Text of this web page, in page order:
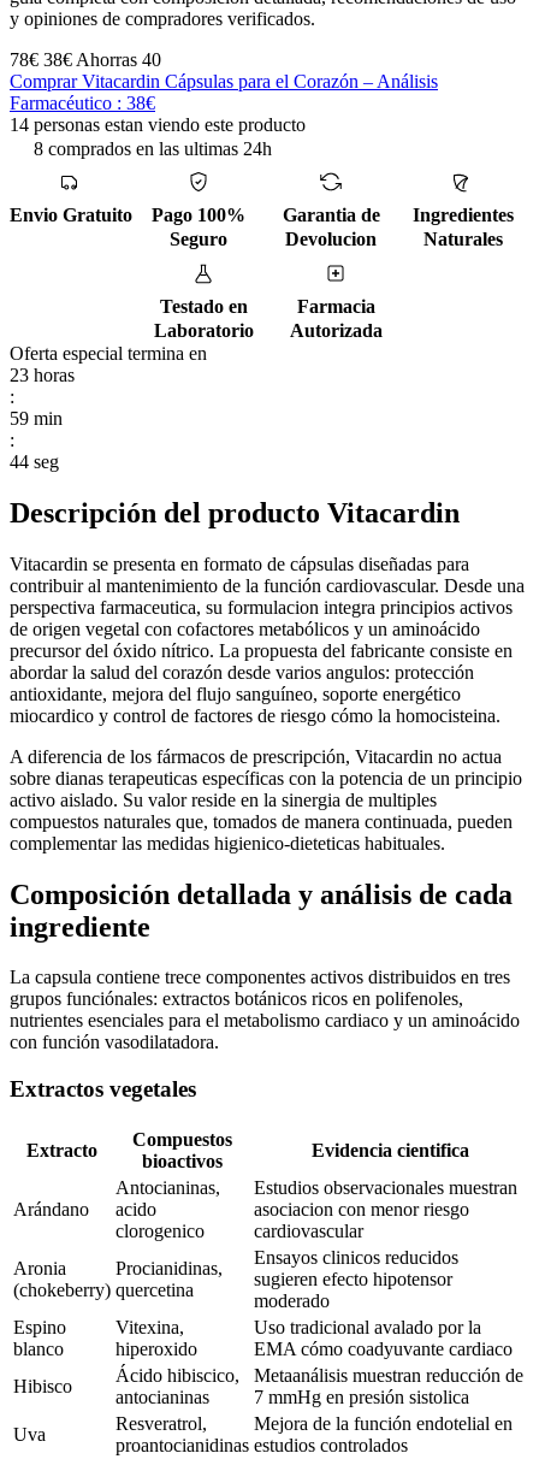
y opiniones de compradores verificados.
78€ 38€ Ahorras 40
Comprar Vitacardin Cápsulas para el Corazón – Análisis
Farmacéutico : 38€
14 personas estan viendo este producto
8 comprados en las ultimas 24h
Envio Gratuito
Pago 100%
Seguro
Garantia de
Devolucion
Ingredientes
Naturales
Testado en
Laboratorio
Farmacia
Autorizada
Oferta especial termina en
23 horas
:
59 min
:
43 seg
Descripción del producto Vitacardin
Vitacardin se presenta en formato de cápsulas diseñadas para
contribuir al mantenimiento de la función cardiovascular. Desde una
perspectiva farmaceutica, su formulacion integra principios activos
de origen vegetal con cofactores metabólicos y un aminoácido
precursor del óxido nítrico. La propuesta del fabricante consiste en
abordar la salud del corazón desde varios angulos: protección
antioxidante, mejora del flujo sanguíneo, soporte energético
miocardico y control de factores de riesgo cómo la homocisteina.
A diferencia de los fármacos de prescripción, Vitacardin no actua
sobre dianas terapeuticas específicas con la potencia de un principio
activo aislado. Su valor reside en la sinergia de multiples
compuestos naturales que, tomados de manera continuada, pueden
complementar las medidas higienico-dieteticas habituales.
Composición detallada y análisis de cada
ingrediente
La capsula contiene trece componentes activos distribuidos en tres
grupos funciónales: extractos botánicos ricos en polifenoles,
nutrientes esenciales para el metabolismo cardiaco y un aminoácido
con función vasodilatadora.
Extractos vegetales
Extracto
Compuestos
bioactivos
Evidencia cientifica
Arándano
Antocianinas,
acido
clorogenico
Estudios observacionales muestran
asociacion con menor riesgo
cardiovascular
Aronia
(chokeberry)
Procianidinas,
quercetina
Ensayos clinicos reducidos
sugieren efecto hipotensor
moderado
Espino
blanco
Vitexina,
hiperoxido
Uso tradicional avalado por la
EMA cómo coadyuvante cardiaco
Hibisco
Ácido hibiscico,
antocianinas
Metaanálisis muestran reducción de
7 mmHg en presión sistolica
Uva
Resveratrol,
proantocianidinas
Mejora de la función endotelial en
estudios controlados